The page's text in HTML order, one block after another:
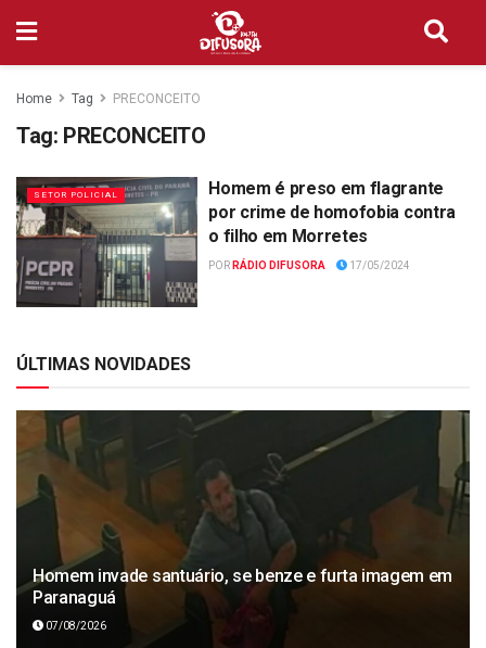
Home Tag PRECONCEITO
Tag: PRECONCEITO
SETOR POLICIAL
Homem é preso em flagrante
por crime de homofobia contra
o filho em Morretes
POR RÁDIO DIFUSORA 17/05/2024
ÚLTIMAS NOVIDADES
Homem invade santuário, se benze e furta imagem em
Paranaguá
07/08/2026